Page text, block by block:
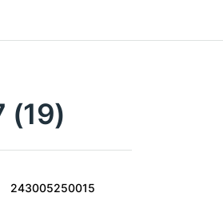
(19)
243005250015